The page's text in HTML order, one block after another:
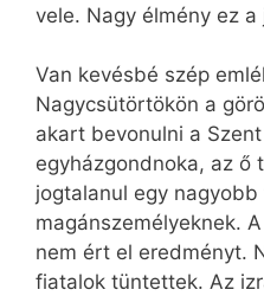
vele. Nagy élmény ez a
Van kevésbé szép
Nagycsütörtökön a
akart bevonulni a
egyházgondnoka, az ő
jogtalanul egy
magánszemélyeknek.
nem ért el eredményt.
fiatalok tüntettek. Az